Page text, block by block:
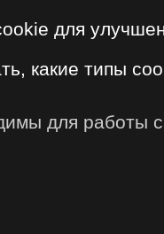
для
какие типы
для работы